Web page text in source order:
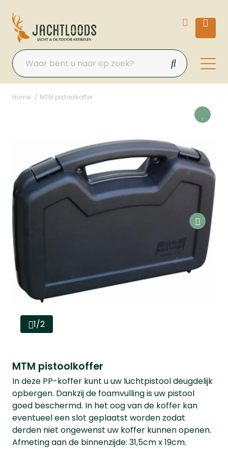
Home MTM pistoolkoffer
1/2
MTM pistoolkoffer
In deze PP-koffer kunt u uw luchtpistool deugdelijk
opbergen. Dankzij de foamvulling is uw pistool
goed beschermd. In het oog van de koffer kan
eventueel een slot geplaatst worden zodat
derden niet ongewenst uw koffer kunnen openen.
Afmeting aan de binnenzijde: 31,5cm x 19cm.